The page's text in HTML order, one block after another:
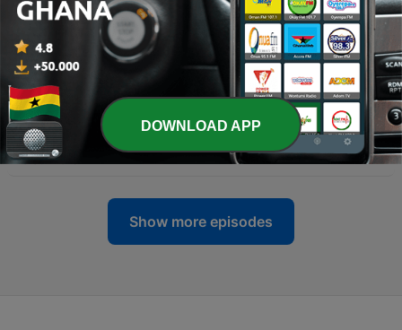
4 - E03 - Gadget untuk Anak: Sedari Dini vs Tunggu
Nanti
01 Sep 2019
- E02 - Kerja: Yang Dikejar Apa?
02 Aug 2019
2 - E01 - Nikah muda vs Nanti aja
20 Jul 2019
Show more episodes
DOWNLOAD APP